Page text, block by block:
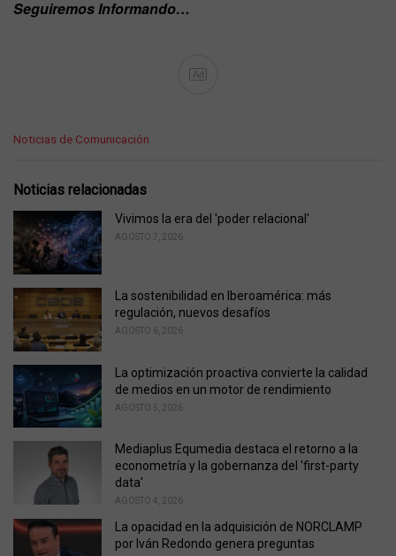
Seguiremos Informando…
Ad
C
e
o
r
e
Noticias de Comunicación
Noticias relacionadas
Vivimos la era del 'poder relacional'
AGOSTO 7, 2026
La sostenibilidad en Iberoamérica: más
regulación, nuevos desafíos
AGOSTO 6, 2026
La optimización proactiva convierte la calidad
de medios en un motor de rendimiento
AGOSTO 5, 2026
Mediaplus Equmedia destaca el retorno a la
econometría y la gobernanza del 'first-party
data'
AGOSTO 4, 2026
La opacidad en la adquisición de NORCLAMP
por Iván Redondo genera preguntas